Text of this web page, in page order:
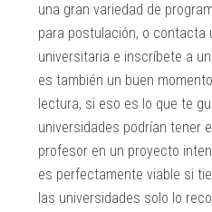
una gran variedad de
para postulación, o contacta
universitaria e inscríbete a
es también un buen
lectura, si eso es lo que te
universidades podrían tener
profesor en un proyecto
es perfectamente viable si
las universidades solo lo